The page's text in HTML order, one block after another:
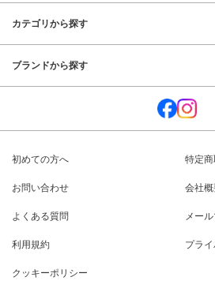
カテゴリから探す
ブランドから探す
初めての方へ 特定
お問い合わせ 会社
よくある質問 メー
利用規約 プラ
クッキーポリシー